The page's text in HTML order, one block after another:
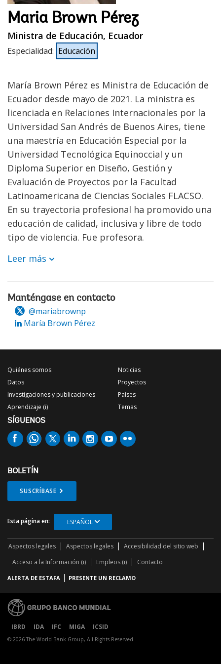
Maria Brown Pérez
Ministra de Educación, Ecuador
Especialidad: Educación
María Brown Pérez es Ministra de Educación de
Ecuador desde mayo de 2021. La ministra es
licenciada en Relaciones Internacionales por la
Universidad San Andrés de Buenos Aires, tiene
una maestría en Educación Especial por la
Universidad Tecnológica Equinoccial y un
Diploma Superior en Diseño, Gestión y
Evaluación de Proyectos por la Facultad
Latinoamericana de Ciencias Sociales FLACSO.
En su trayectoria profesional ha promovido una
educación de calidad, inclusiva y libre de todo
tipo de violencia. Fue profesora.
Leer más
Manténgase en contacto
@mariabrownp
María Brown Pérez
Quiénes somos
Datos
Investigaciones y publicaciones
Aprendizaje (i)
Noticias
Proyectos
Países
Temas
SÍGUENOS
BOLETÍN
SUSCRÍBASE
Esta página en: ESPAÑOL
Aspectos legales Aspectos legales
Accesibilidad del sitio web
Acceso a la Información (i)
Empleos (i) Contacto
ALERTA DE ESTAFA PRESENTE UN RECLAMO
IBRD IDA IFC MIGA ICSID
© 2026 The World Bank Group, All Rights Reserved.